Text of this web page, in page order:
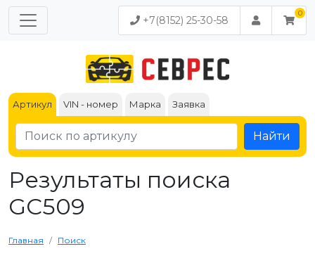
+7(8152) 25-30-58
Артикул VIN - номер Марка Заявка
Найти
Результаты поиска
GC509
Главная Поиск